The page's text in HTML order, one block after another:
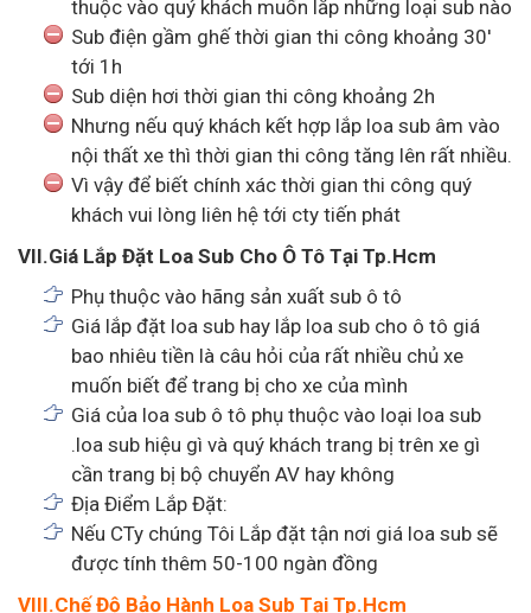
thuộc vào quý khách muốn lắp những loại sub nào
Sub điện gầm ghế thời gian thi công khoảng 30'
tới 1h
Sub diện hơi thời gian thi công khoảng 2h
Nhưng nếu quý khách kết hợp lắp loa sub âm vào
nội thất xe thì thời gian thi công tăng lên rất nhiều.
Vì vậy để biết chính xác thời gian thi công quý
khách vui lòng liên hệ tới cty tiến phát
VII.Giá Lắp Đặt Loa Sub Cho Ô Tô Tại Tp.Hcm
Phụ thuộc vào hãng sản xuất sub ô tô
Giá lắp đặt loa sub hay lắp loa sub cho ô tô giá
bao nhiêu tiền là câu hỏi của rất nhiều chủ xe
muốn biết để trang bị cho xe của mình
Giá của loa sub ô tô phụ thuộc vào loại loa sub
.loa sub hiệu gì và quý khách trang bị trên xe gì
cần trang bị bộ chuyển AV hay không
Địa Điểm Lắp Đặt:
Nếu CTy chúng Tôi Lắp đặt tận nơi giá loa sub sẽ
được tính thêm 50-100 ngàn đồng
VIII.Chế Độ Bảo Hành Loa Sub Tại Tp.Hcm